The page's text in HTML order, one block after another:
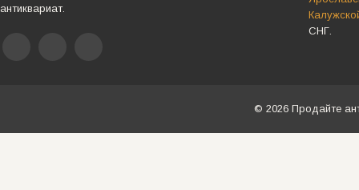
антиквариат.
СНГ.
© 2026 Продайте